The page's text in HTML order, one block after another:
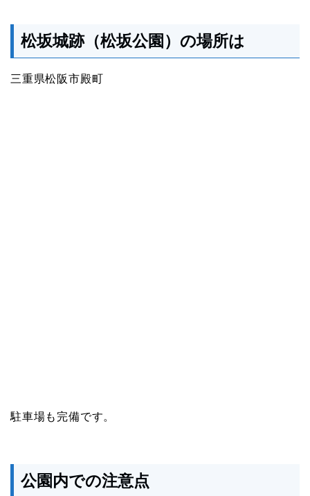
松坂城跡（松坂公園）の場所は
三重県松阪市殿町
駐車場も完備です。
公園内での注意点